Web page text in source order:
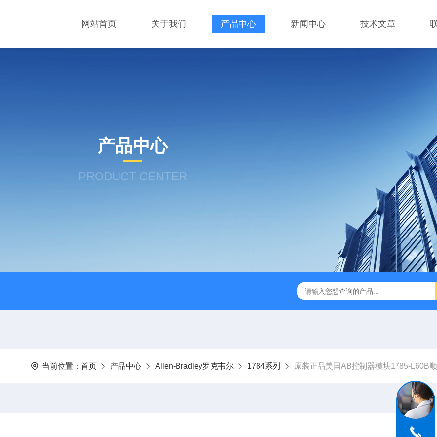
网站首页 关于我们 产品中心 新闻中心 技术文章
产品中心
PRODUCT CENTER
当前位置： 首页 产品中心 Allen-Bradley罗克韦尔 1784系列 原装正品美国AB控制器模块1785-L60B